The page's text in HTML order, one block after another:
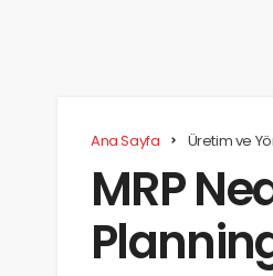
Ana Sayfa Üretim ve
MRP